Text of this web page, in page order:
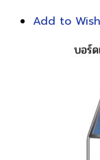
Add to